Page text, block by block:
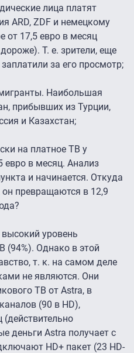
лица платят
ARD, ZDF и немецкому
от 17,5 евро в месяц
Т. е. зрители, еще
за его просмотр;
Наибольшая
прибывших из Турции,
и Казахстан;
на платное ТВ у
евро в месяц. Анализ
и начинается. Откуда
он превращаются в 12,9
уровень
(94%). Однако в этой
т. к. на самом деле
не являются. Они
ТВ от Astra, в
(90 в HD),
деньги Astra получает с
HD+ пакет (23 HD-